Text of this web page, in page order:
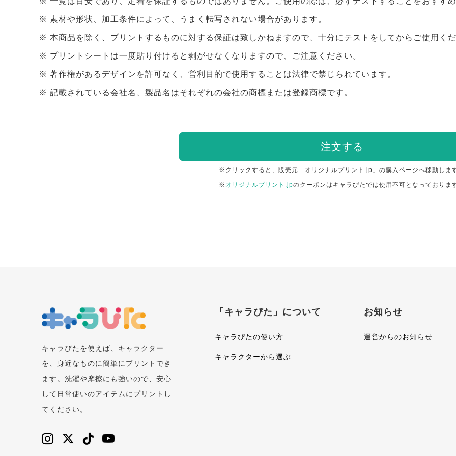
素材や形状、加工条件によって、うまく転写されない場合があります。
本商品を除く、プリントするものに対する保証は致しかねますので、十分にテストをしてからご使用くだ
プリントシートは一度貼り付けると剥がせなくなりますので、ご注意ください。
著作権があるデザインを許可なく、営利目的で使用することは法律で禁じられています。
記載されている会社名、製品名はそれぞれの会社の商標または登録商標です。
注文する
※クリックすると、販売元「オリジナルプリント.jp」の購入ページへ移動しま
※ オリジナルプリント.jpのクーポンはキャラぴたでは使用不可となっておりま
キャラぴたを使えば、キャラクター
を、身近なものに簡単にプリントでき
ます。洗濯や摩擦にも強いので、安心
して日常使いのアイテムにプリントし
てください。
「キャラぴた」について
キャラぴたの使い方
キャラクターから選ぶ
お知らせ
運営からのお知らせ